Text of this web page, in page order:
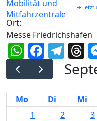
→ Jetzt
Ort:
Messe Friedrichshafen
Mo Di Mi
1
2 3